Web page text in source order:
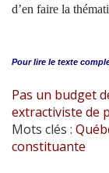
d’en faire la
Pour lire le texte
Pas un budget
extractiviste de
Mots clés :
constituante